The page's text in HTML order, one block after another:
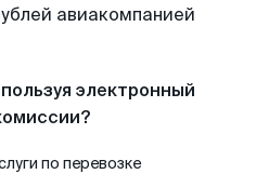
авиакомпанией
электронный
по перевозке